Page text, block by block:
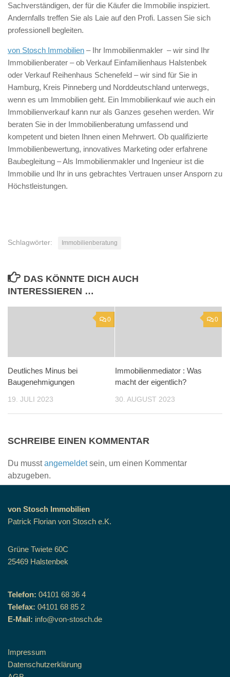
Sachverständigen, der für die Käufer die Immobilie inspiziert.
Andernfalls treffen Sie als Laie auf den Profi. Lassen Sie sich
professionell begleiten.
von Stosch Immobilien – Ihr Immobilienmakler – wir sind Ihr
Immobilienberater – ob Verkauf Einfamilienhaus Halstenbek
oder Verkauf Reihenhaus Schenefeld – wir sind für Sie in
Hamburg, Kreis Pinneberg und Norddeutschland unterwegs,
wenn es um Immobilien geht. Ein Immobilienkauf wie auch ein
Immobilienverkauf kann nur als Ganzes gesehen werden. Wir
beraten Sie in der Immobilienberatung umfassend und
kompetent und bieten Ihnen einen Mehrwert. Ob qualifizierte
Immobilienbewertung, innovatives Marketing oder erfahrene
Baubegleitung – Als Immobilienmakler und Ingenieur ist die
Immobilie und Ihr in uns gebrachtes Vertrauen unser Ansporn zu
Höchstleistungen.
Schlagwörter: Immobilienberatung
DAS KÖNNTE DICH AUCH
INTERESSIEREN …
0
Deutliches Minus bei
Baugenehmigungen
19. JULI 2023
0
Immobilienmediator : Was
macht der eigentlich?
30. AUGUST 2023
SCHREIBE EINEN KOMMENTAR
Du musstangemeldetsein, um einen Kommentar
abzugeben.
von Stosch Immobilien
Patrick Florian von Stosch e.K.
Grüne Twiete 60C
25469 Halstenbek
Telefon: 04101 68 36 4
Telefax: 04101 68 85 2
E-Mail: info@von-stosch.de
Impressum
Datenschutzerklärung